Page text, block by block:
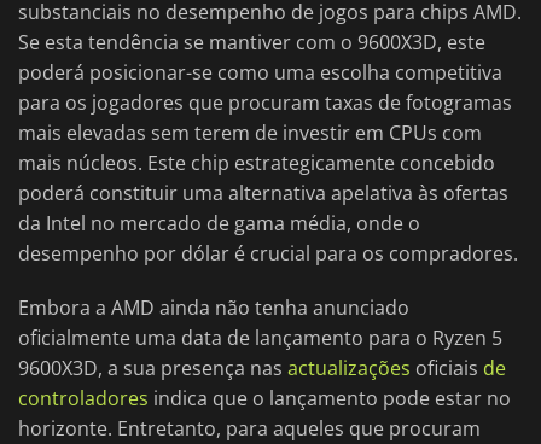
substanciais no desempenho de jogos para chips AMD.
Se esta tendência se mantiver com o 9600X3D, este
poderá posicionar-se como uma escolha competitiva
para os jogadores que procuram taxas de fotogramas
mais elevadas sem terem de investir em CPUs com
mais núcleos. Este chip estrategicamente concebido
poderá constituir uma alternativa apelativa às ofertas
da Intel no mercado de gama média, onde o
desempenho por dólar é crucial para os compradores.
Embora a AMD ainda não tenha anunciado
oficialmente uma data de lançamento para o Ryzen 5
9600X3D, a sua presença nas actualizações oficiais de
controladores indica que o lançamento pode estar no
horizonte. Entretanto, para aqueles que procuram